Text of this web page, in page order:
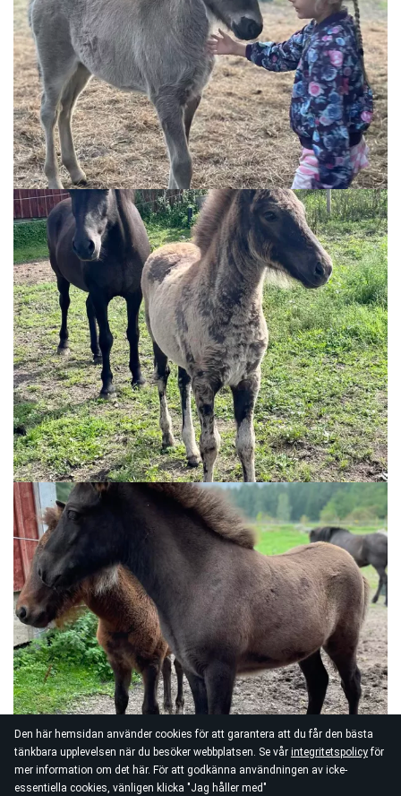
Den här hemsidan använder cookies för att garantera att du får den bästa
tänkbara upplevelsen när du besöker webbplatsen. Se vår integritetspolicyför
mer information om det här. För att godkänna användningen av icke-
essentiella cookies, vänligen klicka "Jag håller med"